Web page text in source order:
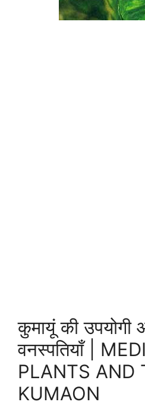
कुमायूं की उपयोगी
वनस्पतियाँ |
PLANTS AND
KUMAON